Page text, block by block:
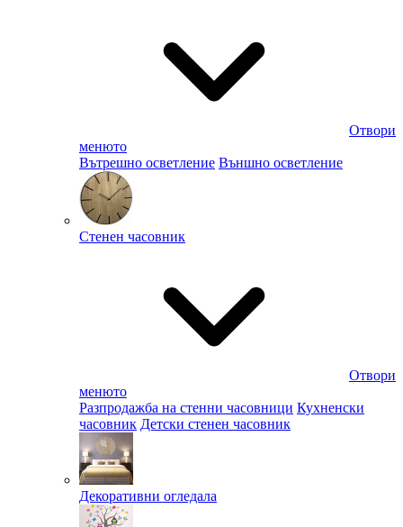
Отвори
менюто
Вътрешно осветление Външно осветление
Стенен часовник
Отвори
менюто
Разпродажба на стенни часовници Кухненски
часовник Детски стенен часовник
Декоративни огледала